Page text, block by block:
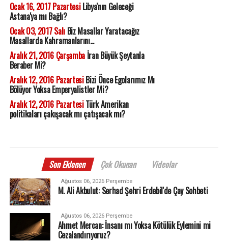
Ocak 16, 2017 PazartesiLibya'nın Geleceği
Astana'ya mı Bağlı?
Ocak 03, 2017 SalıBiz Masallar Yaratacağız
Masallarda Kahramanlarını...
Aralık 21, 2016 Çarşambaİran Büyük Şeytanla
Beraber Mi?
Aralık 12, 2016 PazartesiBizi Önce Egolarımız Mı
Bölüyor Yoksa Emperyalistler Mi?
Aralık 12, 2016 PazartesiTürk Amerikan
politikaları çakışacak mı çatışacak mı?
Son Eklenen Çok Okunan Videolar
Ağustos 06, 2026 Perşembe
M. Ali Akbulut: Serhad Şehri Erdebil'de Çay Sohbeti
Ağustos 06, 2026 Perşembe
Ahmet Mercan: İnsanı mı Yoksa Kötülük Eylemini mi
Cezalandırıyoruz?